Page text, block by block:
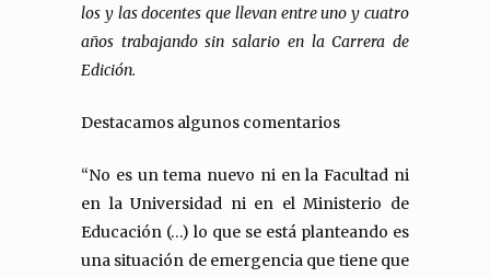
los y las docentes que llevan entre uno y cuatro
años trabajando sin salario en la Carrera de
Edición.
Destacamos algunos comentarios
“No es un tema nuevo ni en la Facultad ni
en la Universidad ni en el Ministerio de
Educación (…) lo que se está planteando es
una situación de emergencia que tiene que